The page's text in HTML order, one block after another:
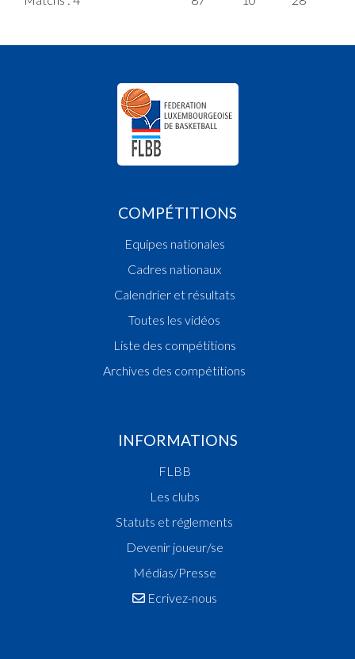
COMPÉTITIONS
Equipes nationales
Cadres nationaux
Calendrier et résultats
Toutes les vidéos
Liste des compétitions
Archives des compétitions
INFORMATIONS
FLBB
Les clubs
Statuts et réglements
Devenir joueur/se
Médias/Presse
Ecrivez-nous